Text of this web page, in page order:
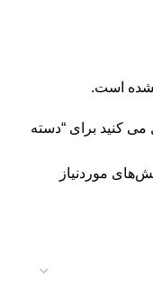
است.
می کنید برای “دسته
موردنیاز